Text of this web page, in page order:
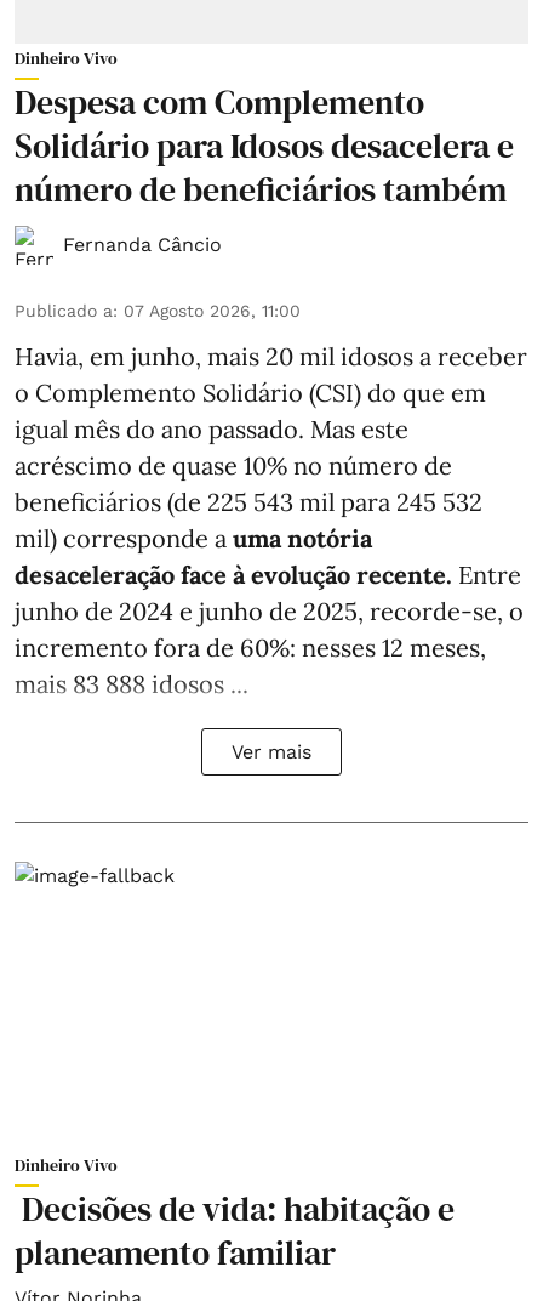
Dinheiro Vivo
Despesa com Complemento
Solidário para Idosos desacelera e
número de beneficiários também
Fernanda Câncio
Publicado a: 07 Agosto 2026, 11:00
Havia, em junho, mais 20 mil idosos a receber
o Complemento Solidário (CSI) do que em
igual mês do ano passado. Mas este
acréscimo de quase 10% no número de
beneficiários (de 225 543 mil para 245 532
mil) corresponde a uma notória
desaceleração face à evolução recente. Entre
junho de 2024 e junho de 2025, recorde-se, o
incremento fora de 60%: nesses 12 meses,
mais 83 888 idosos ...
Ver mais
Dinheiro Vivo
Decisões de vida: habitação e
planeamento familiar